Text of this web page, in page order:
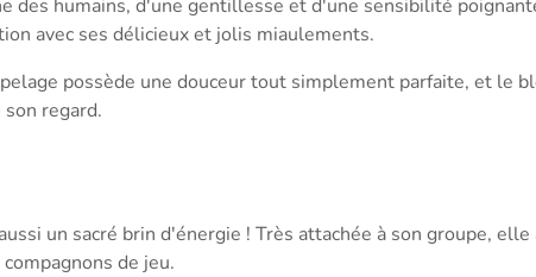
des humains, d'une gentillesse et d'une sensibilité
avec ses délicieux et jolis miaulements.
possède une douceur tout simplement parfaite, et le
regard.
un sacré brin d'énergie ! Très attachée à son groupe,
de jeu.